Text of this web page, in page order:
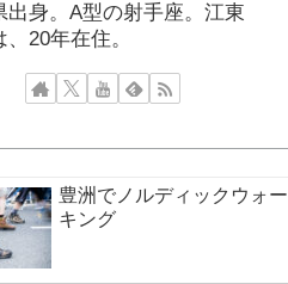
出身。A型の射手座。江東
、20年在住。
豊洲でノルディックウォー
キング